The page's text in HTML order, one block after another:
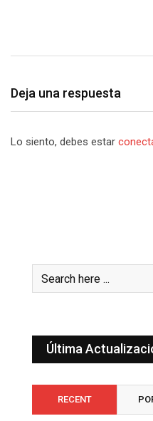
Deja una respuesta
Lo siento, debes estar
Última
RECENT